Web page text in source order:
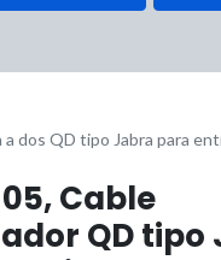
dos QD tipo Jabra para
Cable
QD tipo